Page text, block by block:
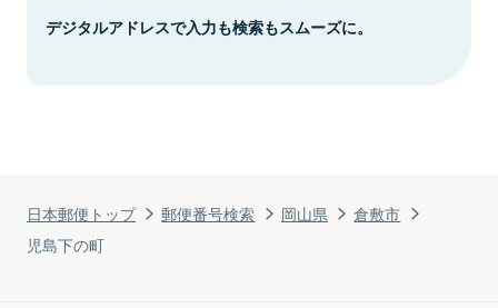
日本郵便トップ 郵便番号検索 岡山県
倉敷市
児島下の町
デジタルアドレスで入力も検索もスムーズに。